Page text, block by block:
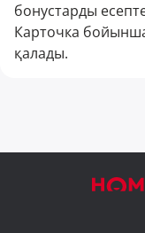
бонустарды
Карточка бойынша
қалады.